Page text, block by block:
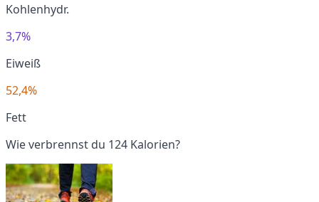
Kohlenhydr.
3,7%
Eiweiß
52,4%
Fett
Wie verbrennst du 124 Kalorien?